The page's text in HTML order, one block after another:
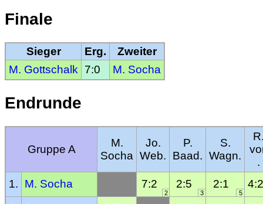
Finale
Sieger Erg.
Zweiter
M. Gottschalk
7:0 M. Socha
Endrunde
Gruppe A
M.
Socha
Jo.
Web.
P.
Baad.
S.
Wagn.
.
1.
M. Socha 7:2 2:5 2:1 4:2
2 3 5